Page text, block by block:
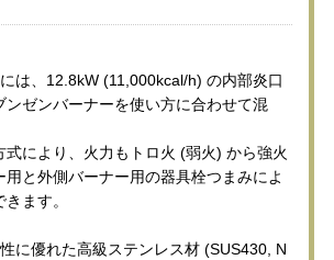
は、12.8kW (11,000kcal/h) の内部炎口
ンゼンバーナーを使い方に合わせて混
式により、火力もトロ火 (弱火) から強火
用と外側バーナー用の器具栓つまみによ
ます。
に優れた高級ステンレス材 (SUS430, N